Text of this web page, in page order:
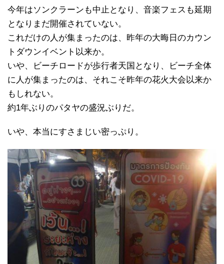
今年はソンクラーンも中止となり、音楽フェスも延期
となりまだ開催されていない。
これだけの人が集まったのは、昨年の大晦日のカウン
トダウンイベント以来か。
いや、ビーチロードが歩行者天国となり、ビーチ全体
に人が集まったのは、それこそ昨年の花火大会以来か
もしれない。
約1年ぶりのパタヤの盛況ぶりだ。
いや、本当にすさまじい密っぷり。